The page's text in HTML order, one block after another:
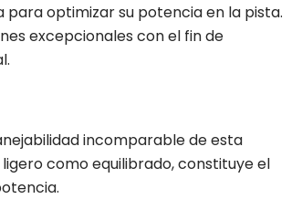
optimizar su potencia en la pista.
excepcionales con el fin de
incomparable de esta
como equilibrado, constituye el